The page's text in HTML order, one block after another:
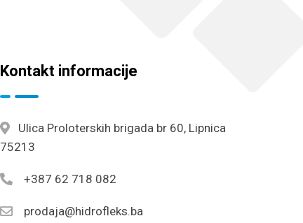
Kontakt informacije
Ulica Proloterskih brigada br 60, Lipnica
75213
+387 62 718 082
prodaja@hidrofleks.ba